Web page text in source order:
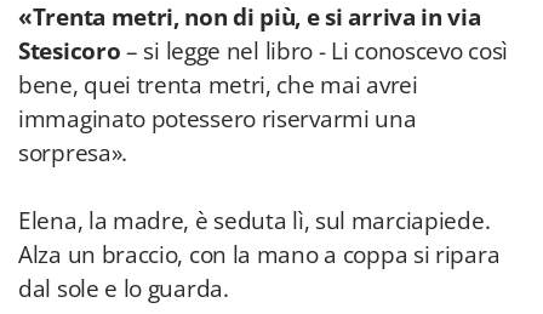
«Trenta metri, non di più, e si arriva in via
Stesicoro– si legge nel libro - Li conoscevo così
bene, quei trenta metri, che mai avrei
immaginato potessero riservarmi una
sorpresa».
Elena, la madre, è seduta lì, sul marciapiede.
Alza un braccio, con la mano a coppa si ripara
dal sole e lo guarda.